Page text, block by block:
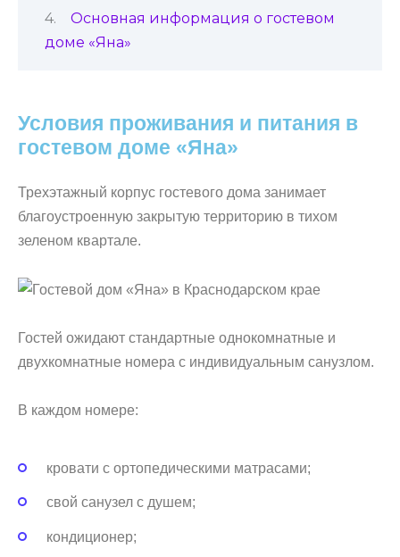
Основная информация о гостевом
доме «Яна»
Условия проживания и питания в
гостевом доме «Яна»
Трехэтажный корпус гостевого дома занимает
благоустроенную закрытую территорию в тихом
зеленом квартале.
Гостей ожидают стандартные однокомнатные и
двухкомнатные номера с индивидуальным санузлом.
В каждом номере:
кровати с ортопедическими матрасами;
свой санузел с душем;
кондиционер;